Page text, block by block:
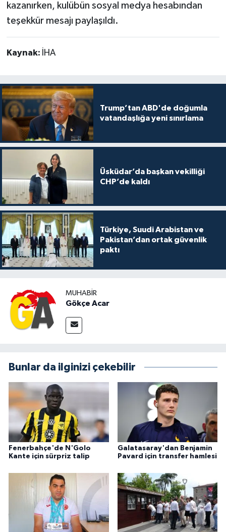
kazanırken, kulübün sosyal medya hesabından
teşekkür mesajı paylaşıldı.
Kaynak: İHA
Trump’tan ABD'de doğumla
vatandaşlığa yeni sınırlama
Üsküdar’da başkan vekilliği
CHP’de kaldı
Türkiye, Suudi Arabistan ve
Pakistan’dan ortak güvenlik
paktı
MUHABIR
Gökçe Acar
Bunlar da ilginizi çekebilir
Fenerbahçe'de N'Golo
Kante için sürpriz talip
Galatasaray'dan Benjamin
Pavard için transfer hamlesi